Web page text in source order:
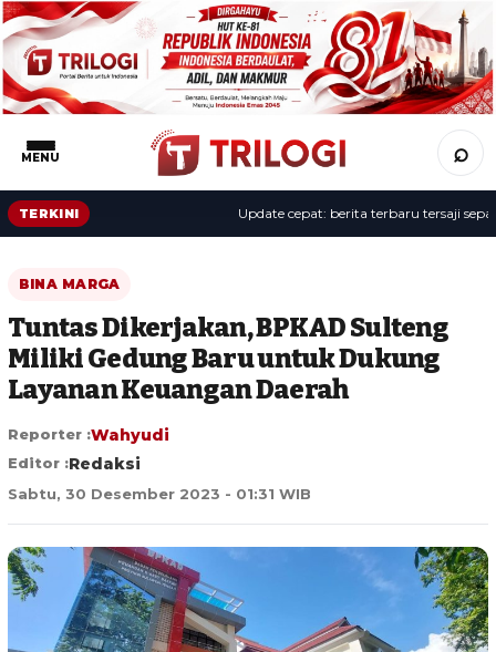
MENU ⌕
TERKINI Update cepat: berita terbaru tersaji
BINA MARGA
Tuntas Dikerjakan, BPKAD Sulteng
Miliki Gedung Baru untuk Dukung
Layanan Keuangan Daerah
Reporter :Wahyudi
Editor :Redaksi
Sabtu, 30 Desember 2023 - 01:31 WIB